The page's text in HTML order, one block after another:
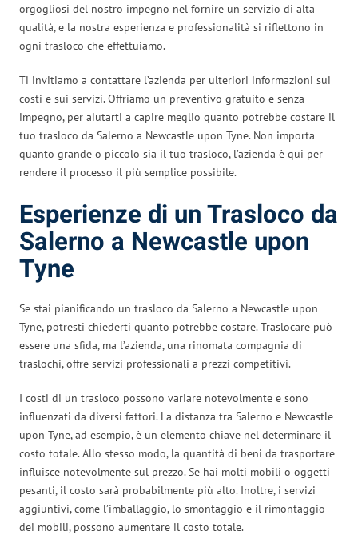
orgogliosi del nostro impegno nel fornire un servizio di alta
qualità, e la nostra esperienza e professionalità si riflettono in
ogni trasloco che effettuiamo.
Ti invitiamo a contattare l’azienda per ulteriori informazioni sui
costi e sui servizi. Offriamo un preventivo gratuito e senza
impegno, per aiutarti a capire meglio quanto potrebbe costare il
tuo trasloco da Salerno a Newcastle upon Tyne. Non importa
quanto grande o piccolo sia il tuo trasloco, l’azienda è qui per
rendere il processo il più semplice possibile.
Esperienze di un Trasloco da
Salerno a Newcastle upon
Tyne
Se stai pianificando un trasloco da Salerno a Newcastle upon
Tyne, potresti chiederti quanto potrebbe costare. Traslocare può
essere una sfida, ma l’azienda, una rinomata compagnia di
traslochi, offre servizi professionali a prezzi competitivi.
I costi di un trasloco possono variare notevolmente e sono
influenzati da diversi fattori. La distanza tra Salerno e Newcastle
upon Tyne, ad esempio, è un elemento chiave nel determinare il
costo totale. Allo stesso modo, la quantità di beni da trasportare
influisce notevolmente sul prezzo. Se hai molti mobili o oggetti
pesanti, il costo sarà probabilmente più alto. Inoltre, i servizi
aggiuntivi, come l’imballaggio, lo smontaggio e il rimontaggio
dei mobili, possono aumentare il costo totale.